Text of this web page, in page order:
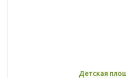
Детская